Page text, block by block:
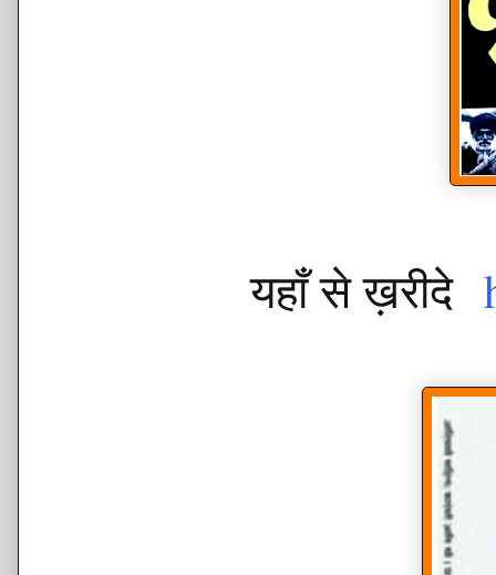
यहाँ से ख़रीदे